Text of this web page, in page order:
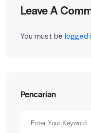
Leave A
You must be logged
Pencarian